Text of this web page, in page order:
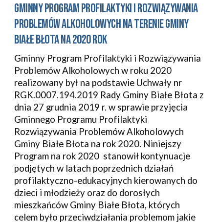
GMINNY PROGRAM PROFILAKTYKI I ROZWIĄZYWANIA
PROBLEMÓW ALKOHOLOWYCH NA TERENIE GMINY
BIAŁE BŁOTA NA 2020 ROK
Gminny Program Profilaktyki i Rozwiązywania
Problemów Alkoholowych w roku 2020
realizowany był na podstawie Uchwały nr
RGK.0007.194.2019 Rady Gminy Białe Błota z
dnia 27 grudnia 2019 r. w sprawie przyjęcia
Gminnego Programu Profilaktyki
Rozwiązywania Problemów Alkoholowych
Gminy Białe Błota na rok 2020. Niniejszy
Program na rok 2020  stanowił kontynuacje
podjętych w latach poprzednich działań
profilaktyczno-edukacyjnych kierowanych do
dzieci i młodzieży oraz do dorosłych
mieszkańców Gminy Białe Błota, których
celem było przeciwdziałania problemom jakie